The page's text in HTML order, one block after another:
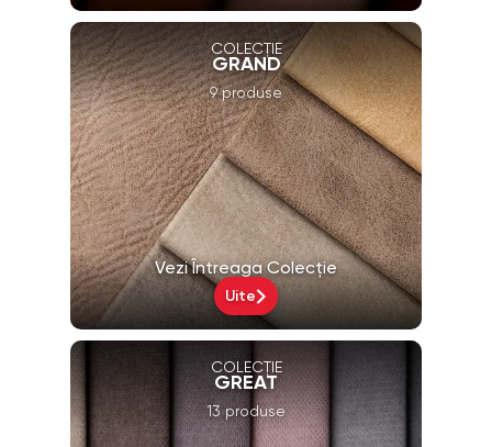
COLECȚIE
GRAND
9 produse
Vezi Întreaga Colecție
Uite
COLECȚIE
GREAT
13 produse